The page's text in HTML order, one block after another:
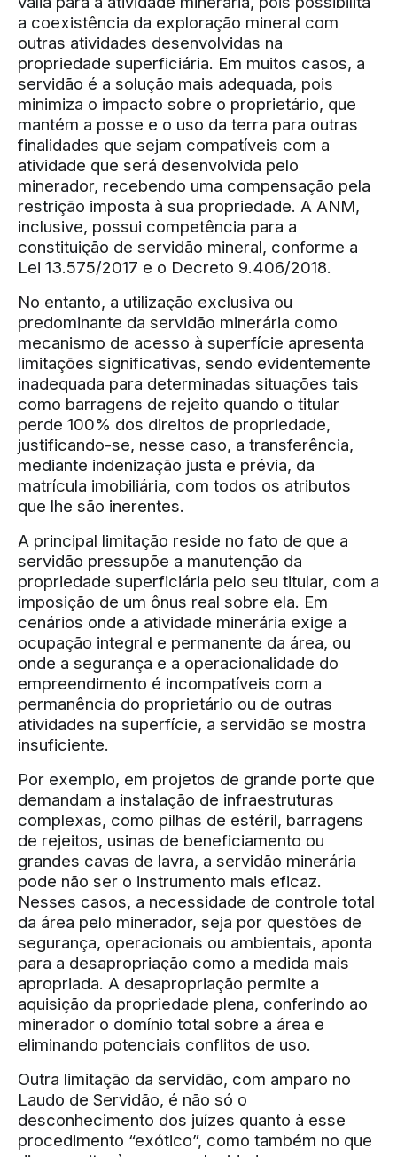
a coexistência da exploração mineral com
outras atividades desenvolvidas na
propriedade superficiária. Em muitos casos, a
servidão é a solução mais adequada, pois
minimiza o impacto sobre o proprietário, que
mantém a posse e o uso da terra para outras
finalidades que sejam compatíveis com a
atividade que será desenvolvida pelo
minerador, recebendo uma compensação pela
restrição imposta à sua propriedade. A ANM,
inclusive, possui competência para a
constituição de servidão mineral, conforme a
Lei 13.575/2017 e o Decreto 9.406/2018.
No entanto, a utilização exclusiva ou
predominante da servidão minerária como
mecanismo de acesso à superfície apresenta
limitações significativas, sendo evidentemente
inadequada para determinadas situações tais
como barragens de rejeito quando o titular
perde 100% dos direitos de propriedade,
justificando-se, nesse caso, a transferência,
mediante indenização justa e prévia, da
matrícula imobiliária, com todos os atributos
que lhe são inerentes.
A principal limitação reside no fato de que a
servidão pressupõe a manutenção da
propriedade superficiária pelo seu titular, com a
imposição de um ônus real sobre ela. Em
cenários onde a atividade minerária exige a
ocupação integral e permanente da área, ou
onde a segurança e a operacionalidade do
empreendimento é incompatíveis com a
permanência do proprietário ou de outras
atividades na superfície, a servidão se mostra
insuficiente.
Por exemplo, em projetos de grande porte que
demandam a instalação de infraestruturas
complexas, como pilhas de estéril, barragens
de rejeitos, usinas de beneficiamento ou
grandes cavas de lavra, a servidão minerária
pode não ser o instrumento mais eficaz.
Nesses casos, a necessidade de controle total
da área pelo minerador, seja por questões de
segurança, operacionais ou ambientais, aponta
para a desapropriação como a medida mais
apropriada. A desapropriação permite a
aquisição da propriedade plena, conferindo ao
minerador o domínio total sobre a área e
eliminando potenciais conflitos de uso.
Outra limitação da servidão, com amparo no
Laudo de Servidão, é não só o
desconhecimento dos juízes quanto à esse
procedimento “exótico”, como também no que